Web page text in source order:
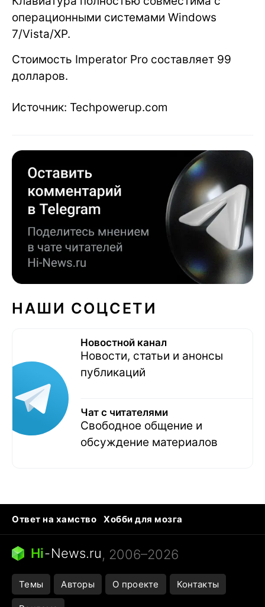
операционными системами Windows
7/Vista/XP.
Стоимость Imperator Pro составляет 99
долларов.
Источник: Techpowerup.com
НАШИ СОЦСЕТИ
Новостной канал
Новости, статьи и анонсы
публикаций
Чат с читателями
Свободное общение и
обсуждение материалов
Ответ на хамство
Хобби для мозга
Бензин 100 и 95
Тунцы в океанариуме
Следующая пандемия
Hi-News.ru, 2006–2026
Темы Авторы О проекте Контакты